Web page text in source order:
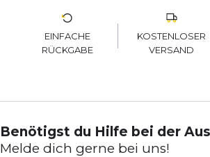
EINFACHE
RÜCKGABE
KOSTENLOSER
VERSAND
Benötigst du Hilfe bei der
Melde dich gerne bei uns!